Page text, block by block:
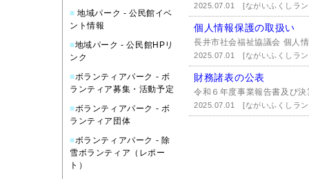
■ 地域パーク - 公民館イベ
ント情報
■地域パーク - 公民館HPリ
ンク
■ボランティアパーク - ボ
ランティア募集・活動予定
■ボランティアパーク - ボ
ランティア団体
■ボランティアパーク - 除
雪ボランティア（レポー
ト）
2025.07.01[ながいふくしラ
個人情報保護の取扱い
長井市社会福祉協議会 個人
2025.07.01[ながいふくしラ
財務諸表の公表
令和６年度事業報告書及び
2025.07.01[ながいふくしラ